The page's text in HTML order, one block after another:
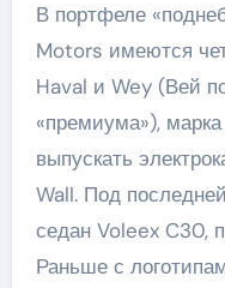
В портфеле «поднебесной» компании Great Wall
Motors имеются
Haval и Wey (Вей
«премиума»),
выпускать
Wall. Под
седан Voleex C30,
Раньше с